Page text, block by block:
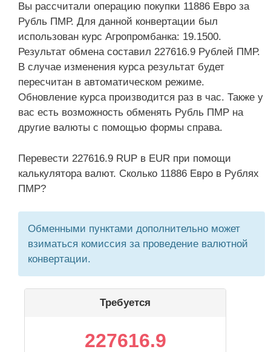
Вы рассчитали операцию покупки 11886 Евро за
Рубль ПМР. Для данной конвертации был
использован курс Агропромбанка: 19.1500.
Результат обмена составил 227616.9 Рублей ПМР.
В случае изменения курса результат будет
пересчитан в автоматическом режиме.
Обновление курса производится раз в час. Также у
вас есть возможность обменять Рубль ПМР на
другие валюты с помощью формы справа.
Перевести 227616.9 RUP в EUR при помощи
калькулятора валют. Сколько 11886 Евро в Рублях
ПМР?
Обменными пунктами дополнительно может
взиматься комиссия за проведение валютной
конвертации.
Требуется
227616.9